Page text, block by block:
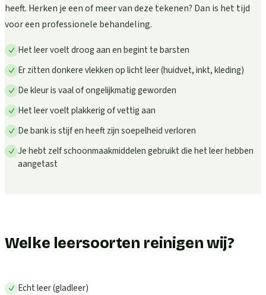
heeft. Herken je een of meer van deze tekenen? Dan is het tijd
voor een professionele behandeling.
Het leer voelt droog aan en begint te barsten
Er zitten donkere vlekken op licht leer (huidvet, inkt, kleding)
De kleur is vaal of ongelijkmatig geworden
Het leer voelt plakkerig of vettig aan
De bank is stijf en heeft zijn soepelheid verloren
Je hebt zelf schoonmaakmiddelen gebruikt die het leer hebben
aangetast
Welke leersoorten reinigen wij?
Echt leer (gladleer)